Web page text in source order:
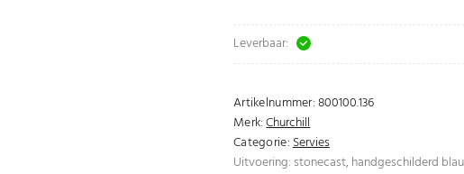
Leverbaar:
Artikelnummer:800100.136
Merk:Churchill
Categorie:Servies
Uitvoering: stonecast, handgeschilderd